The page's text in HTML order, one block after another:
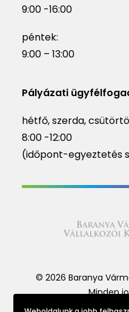
9:00 -16:00
péntek:
9:00 – 13:00
Pályázati
hétfő, szerda,
8:00 -12:00
(időpont-egyeztetés
© 2026 Baranya
Minden